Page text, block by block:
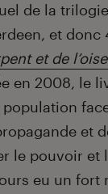
de la
et
et de
en 2008, le
et
le pouvoir et
eu un fort